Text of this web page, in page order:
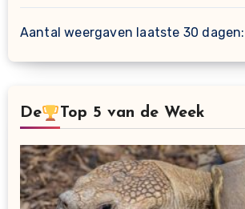
Aantal weergaven laatste 30 dagen:
De Top 5 van de Week